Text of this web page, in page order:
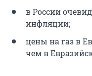
в России
инфляции;
цены на газ в
чем в